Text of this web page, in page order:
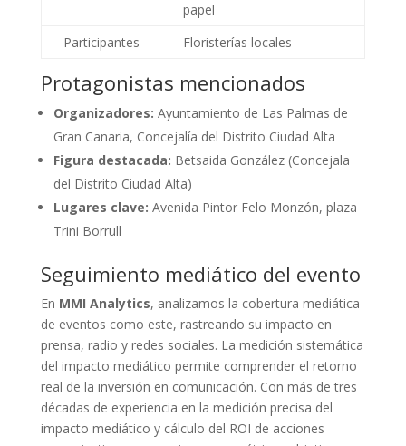
papel
Participantes
Floristerías locales
Protagonistas mencionados
Organizadores: Ayuntamiento de Las Palmas de
Gran Canaria, Concejalía del Distrito Ciudad Alta
Figura destacada: Betsaida González (Concejala
del Distrito Ciudad Alta)
Lugares clave: Avenida Pintor Felo Monzón, plaza
Trini Borrull
Seguimiento mediático del evento
En MMI Analytics, analizamos la cobertura mediática
de eventos como este, rastreando su impacto en
prensa, radio y redes sociales. La medición sistemática
del impacto mediático permite comprender el retorno
real de la inversión en comunicación. Con más de tres
décadas de experiencia en la medición precisa del
impacto mediático y cálculo del ROI de acciones